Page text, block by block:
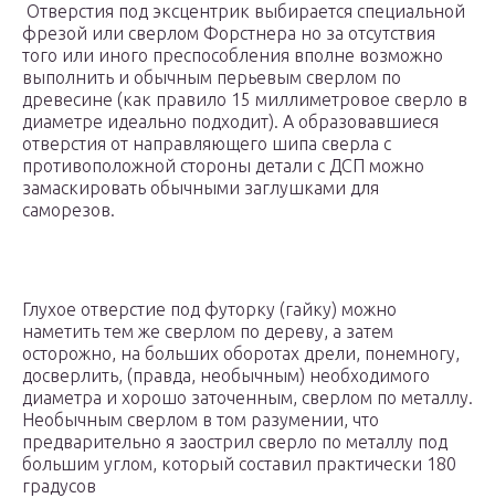
Отверстия под эксцентрик выбирается специальной
фрезой или сверлом Форстнера но за отсутствия
того или иного преспособления вполне возможно
выполнить и обычным перьевым сверлом по
древесине (как правило 15 миллиметровое сверло в
диаметре идеально подходит). А образовавшиеся
отверстия от направляющего шипа сверла с
противоположной стороны детали с ДСП можно
замаскировать обычными заглушками для
саморезов.
Глухое отверстие под футорку (гайку) можно
наметить тем же сверлом по дереву, а затем
осторожно, на больших оборотах дрели, понемногу,
досверлить, (правда, необычным) необходимого
диаметра и хорошо заточенным, сверлом по металлу.
Необычным сверлом в том разумении, что
предварительно я заострил сверло по металлу под
большим углом, который составил практически 180
градусов